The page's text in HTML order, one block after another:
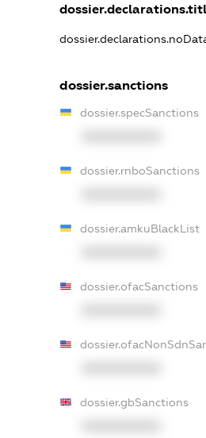
dossier.sanctions
dossier.specSanctions
dossier.rnboSanctions
dossier.amkuBlackList
dossier.ofacSanctions
dossier.gbSanctions